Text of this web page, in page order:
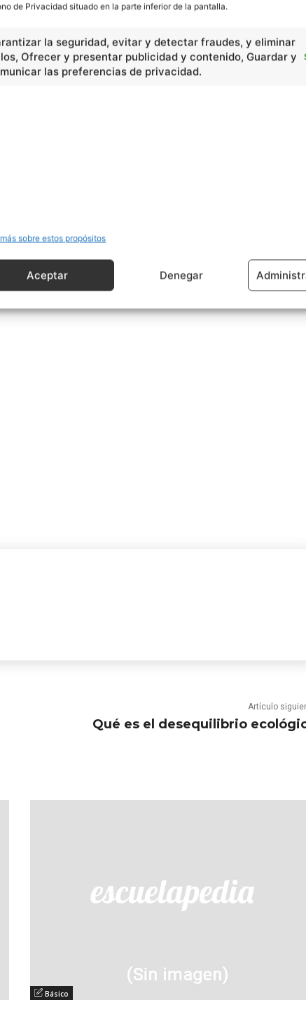
de Privacidad situado en la parte inferior de la pantalla.
la seguridad, evitar y detectar fraudes, y eliminar
Ofrecer y presentar publicidad y contenido, Guardar y
las preferencias de privacidad.
sobre estos propósitos
Aceptar Denegar
individuo, es muy importante que las personas que ya
informar a su médico, en caso de que decidan buscar
complementario, tales técnicas y procedimientos
que decida buscar como una forma de complementar
Artículo
Qué es el desequilibrio
Básico